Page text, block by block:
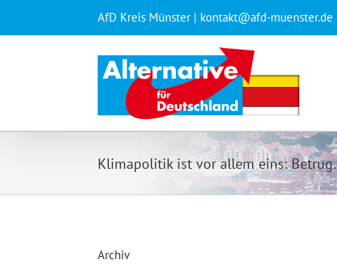
springen
AfD Kreis Münster | kontakt@afd-muenster.de
Klimapolitik ist vor allem eins: Betrug.
Archiv